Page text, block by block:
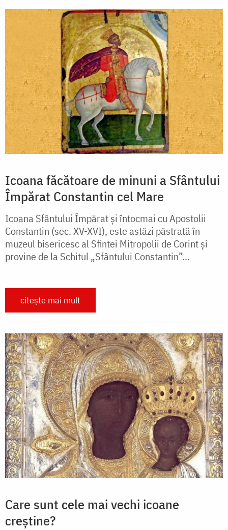
Icoana făcătoare de minuni a Sfântului
Împărat Constantin cel Mare
Icoana Sfântului Împărat şi întocmai cu Apostolii
Constantin (sec. XV-XVI), este astăzi păstrată în
muzeul bisericesc al Sfintei Mitropolii de Corint şi
provine de la Schitul „Sfântului Constantin”...
citește mai mult
Care sunt cele mai vechi icoane
creștine?